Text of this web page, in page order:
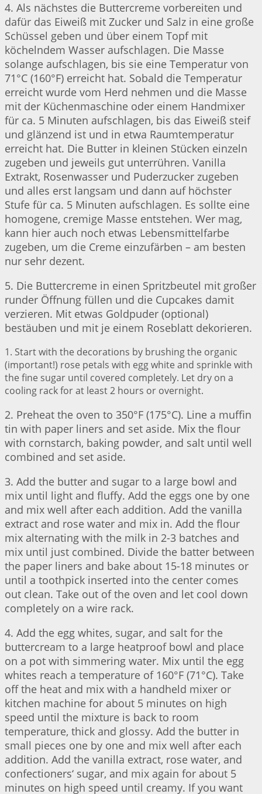
4. Als nächstes die Buttercreme vorbereiten und
dafür das Eiweiß mit Zucker und Salz in eine große
Schüssel geben und über einem Topf mit
köchelndem Wasser aufschlagen. Die Masse
solange aufschlagen, bis sie eine Temperatur von
71°C (160°F) erreicht hat. Sobald die Temperatur
erreicht wurde vom Herd nehmen und die Masse
mit der Küchenmaschine oder einem Handmixer
für ca. 5 Minuten aufschlagen, bis das Eiweiß steif
und glänzend ist und in etwa Raumtemperatur
erreicht hat. Die Butter in kleinen Stücken einzeln
zugeben und jeweils gut unterrühren. Vanilla
Extrakt, Rosenwasser und Puderzucker zugeben
und alles erst langsam und dann auf höchster
Stufe für ca. 5 Minuten aufschlagen. Es sollte eine
homogene, cremige Masse entstehen. Wer mag,
kann hier auch noch etwas Lebensmittelfarbe
zugeben, um die Creme einzufärben – am besten
nur sehr dezent.
5. Die Buttercreme in einen Spritzbeutel mit großer
runder Öffnung füllen und die Cupcakes damit
verzieren. Mit etwas Goldpuder (optional)
bestäuben und mit je einem Roseblatt dekorieren.
1. Start with the decorations by brushing the organic
(important!) rose petals with egg white and sprinkle with
the fine sugar until covered completely. Let dry on a
cooling rack for at least 2 hours or overnight.
2. Preheat the oven to 350°F (175°C). Line a muffin
tin with paper liners and set aside. Mix the flour
with cornstarch, baking powder, and salt until well
combined and set aside.
3. Add the butter and sugar to a large bowl and
mix until light and fluffy. Add the eggs one by one
and mix well after each addition. Add the vanilla
extract and rose water and mix in. Add the flour
mix alternating with the milk in 2-3 batches and
mix until just combined. Divide the batter between
the paper liners and bake about 15-18 minutes or
until a toothpick inserted into the center comes
out clean. Take out of the oven and let cool down
completely on a wire rack.
4. Add the egg whites, sugar, and salt for the
buttercream to a large heatproof bowl and place
on a pot with simmering water. Mix until the egg
whites reach a temperature of 160°F (71°C). Take
off the heat and mix with a handheld mixer or
kitchen machine for about 5 minutes on high
speed until the mixture is back to room
temperature, thick and glossy. Add the butter in
small pieces one by one and mix well after each
addition. Add the vanilla extract, rose water, and
confectioners‘ sugar, and mix again for about 5
minutes on high speed until creamy. If you want